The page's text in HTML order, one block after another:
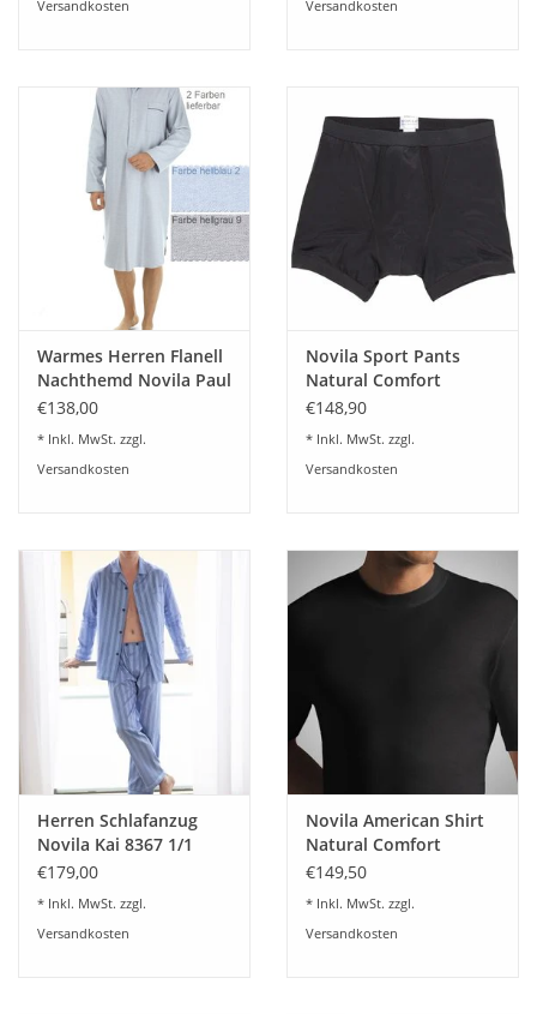
Versandkosten
Versandkosten
Warmes Herren Flanell
Nachthemd Novila Paul
9605-2 Farben lieferbar
€138,00
* Inkl. MwSt. zzgl.
Versandkosten
Novila Sport Pants
Natural Comfort
8036/17 (3-er Set)
€148,90
* Inkl. MwSt. zzgl.
Versandkosten
Herren Schlafanzug
Novila Kai 8367 1/1
(lang)
€179,00
* Inkl. MwSt. zzgl.
Versandkosten
Novila American Shirt
Natural Comfort
8036/03 (3-er Set)
€149,50
* Inkl. MwSt. zzgl.
Versandkosten